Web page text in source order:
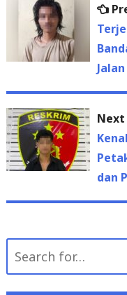
Post
navigation
Next
dan
Search